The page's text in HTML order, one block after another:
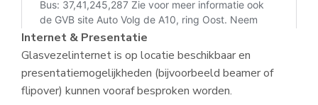
Internet & Presentatie
Glasvezelinternet is op locatie beschikbaar en
presentatiemogelijkheden (bijvoorbeeld beamer of
flipover) kunnen vooraf besproken worden.